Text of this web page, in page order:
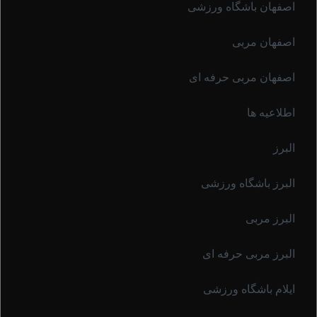
اصفهان باشگاه ورزشی
اصفهان مربی
اصفهان مربی حرفه ای
اطلاعیه ها
البرز
البرز باشگاه ورزشی
البرز مربی
البرز مربی حرفه ای
ایلام باشگاه ورزشی